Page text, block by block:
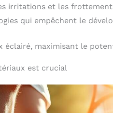
irritations et les
qui empêchent le
maximisant le
est crucial